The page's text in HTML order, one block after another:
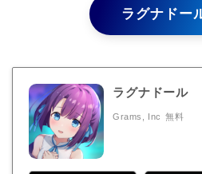
ラグナドー
ラグナドール
Grams, Inc 無料